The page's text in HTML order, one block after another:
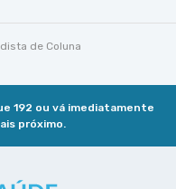
de Coluna
192 ou vá imediatamente
próximo.